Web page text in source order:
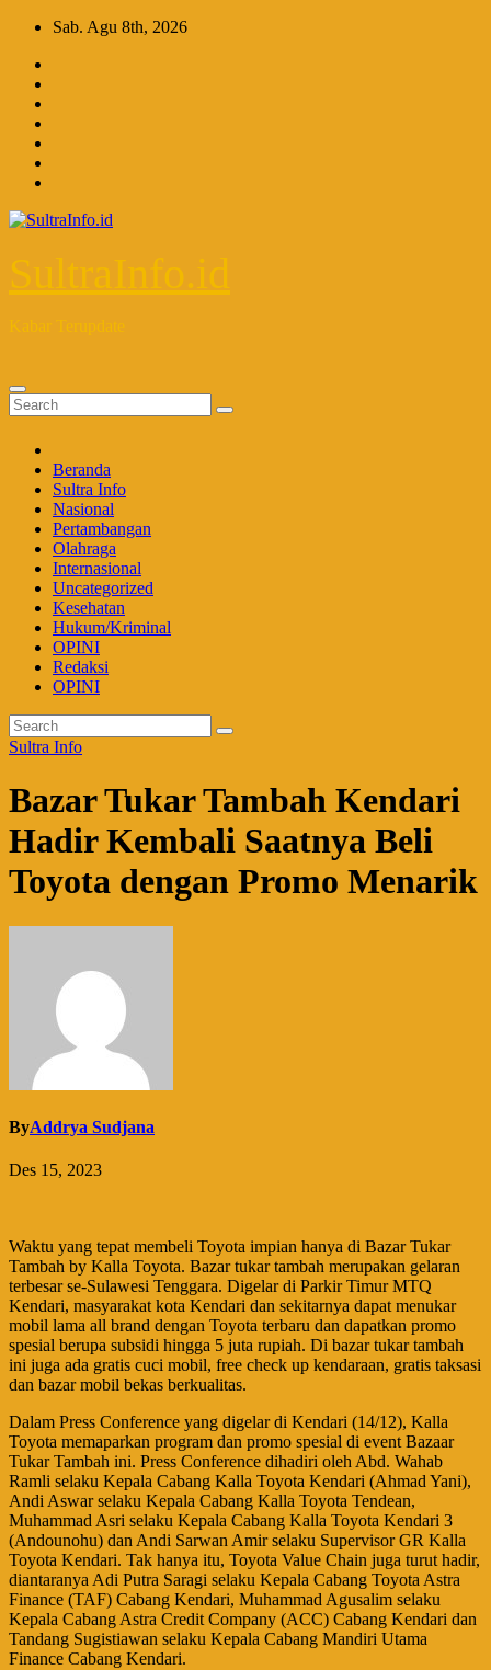
Skip
content
Sab. Agu 8th, 2026
SultraInfo.id
Kabar Terupdate
Beranda
Sultra Info
Nasional
Pertambangan
Olahraga
Internasional
Uncategorized
Kesehatan
Hukum/Kriminal
OPINI
Redaksi
OPINI
Sultra Info
Bazar Tukar Tambah Kendari
Hadir Kembali Saatnya Beli
Toyota dengan Promo Menarik
ByAddrya Sudjana
Des 15, 2023
Waktu yang tepat membeli Toyota impian hanya di Bazar Tukar
Tambah by Kalla Toyota. Bazar tukar tambah merupakan gelaran
terbesar se-Sulawesi Tenggara. Digelar di Parkir Timur MTQ
Kendari, masyarakat kota Kendari dan sekitarnya dapat menukar
mobil lama all brand dengan Toyota terbaru dan dapatkan promo
spesial berupa subsidi hingga 5 juta rupiah. Di bazar tukar tambah
ini juga ada gratis cuci mobil, free check up kendaraan, gratis taksasi
dan bazar mobil bekas berkualitas.
Dalam Press Conference yang digelar di Kendari (14/12), Kalla
Toyota memaparkan program dan promo spesial di event Bazaar
Tukar Tambah ini. Press Conference dihadiri oleh Abd. Wahab
Ramli selaku Kepala Cabang Kalla Toyota Kendari (Ahmad Yani),
Andi Aswar selaku Kepala Cabang Kalla Toyota Tendean,
Muhammad Asri selaku Kepala Cabang Kalla Toyota Kendari 3
(Andounohu) dan Andi Sarwan Amir selaku Supervisor GR Kalla
Toyota Kendari. Tak hanya itu, Toyota Value Chain juga turut hadir,
diantaranya Adi Putra Saragi selaku Kepala Cabang Toyota Astra
Finance (TAF) Cabang Kendari, Muhammad Agusalim selaku
Kepala Cabang Astra Credit Company (ACC) Cabang Kendari dan
Tandang Sugistiawan selaku Kepala Cabang Mandiri Utama
Finance Cabang Kendari.